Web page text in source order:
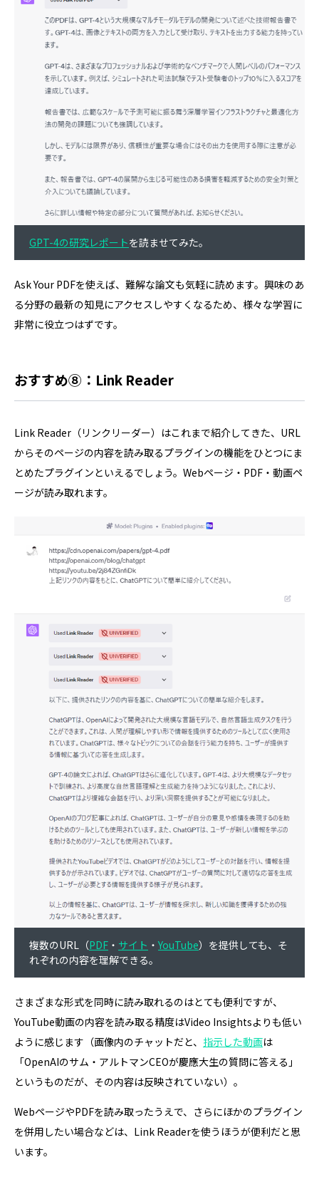
GPT-4の研究レポートを読ませてみた。
Ask Your PDFを使えば、難解な論文も気軽に読めます。興味のあ
る分野の最新の知見にアクセスしやすくなるため、様々な学習に
非常に役立つはずです。
おすすめ⑧：Link Reader
Link Reader（リンクリーダー）はこれまで紹介してきた、URL
からそのページの内容を読み取るプラグインの機能をひとつにま
とめたプラグインといえるでしょう。Webページ・PDF・動画ペ
ージが読み取れます。
複数のURL（PDF ・ サイト ・ YouTube）を提供しても、そ
れぞれの内容を理解できる。
さまざまな形式を同時に読み取れるのはとても便利ですが、
YouTube動画の内容を読み取る精度はVideo Insightsよりも低い
ように感じます（画像内のチャットだと、 指示した動画は
「OpenAIのサム・アルトマンCEOが慶應大生の質問に答える」
というものだが、その内容は反映されていない）。
WebページやPDFを読み取ったうえで、さらにほかのプラグイン
を併用したい場合などは、Link Readerを使うほうが便利だと思
います。